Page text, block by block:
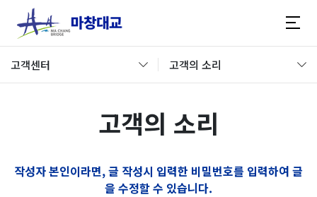
고객센터 고객의 소리
고객의 소리
작성자 본인이라면, 글 작성시 입력한 비밀번호를 입력하여 글
을 수정할 수 있습니다.